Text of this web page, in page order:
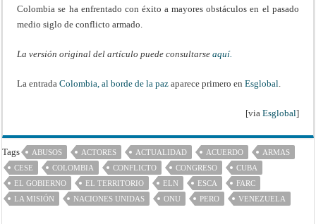
Colombia se ha enfrentado con éxito a mayores obstáculos en el pasado
medio siglo de conflicto armado.
La versión original del artículo puede consultarseaquí.
La entradaColombia, al borde de la paz aparece primero enEsglobal.
[via Esglobal]
Tags ABUSOS ACTORES ACTUALIDAD ACUERDO
ARMAS
CESE
COLOMBIA CONFLICTO CONGRESO
CUBA
EL GOBIERNO
EL TERRITORIO ELN ESCA
FARC
LA MISIÓN
NACIONES UNIDAS ONU PERO VENEZUELA